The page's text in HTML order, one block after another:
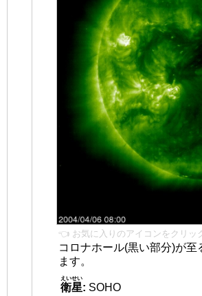
👈 お気に入りのアイコンをクリッ
コロナホール(黒い部分)が至
ます。
衛星
えいせい
: SOHO